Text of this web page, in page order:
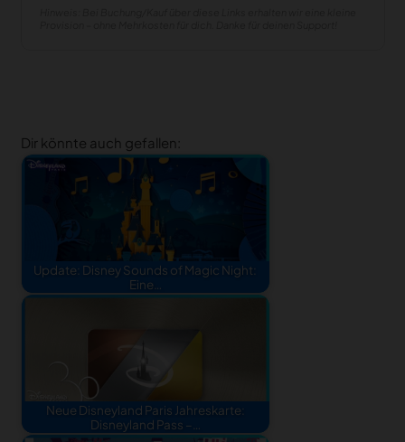
Dir könnte auch gefallen:
Update: Disney Sounds of Magic Night:
Eine…
Neue Disneyland Paris Jahreskarte:
Disneyland Pass –…